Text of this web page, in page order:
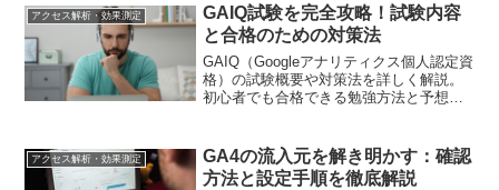
アクセス解析・効果測定
GAIQ試験を完全攻略！試験内容
と合格のための対策法
GAIQ（Googleアナリティクス個人認定資
格）の試験概要や対策法を詳しく解説。
初心者でも合格できる勉強方法と予想問
アクセス解析・効果測定
GA4の流入元を解き明かす：確認
方法と設定手順を徹底解説